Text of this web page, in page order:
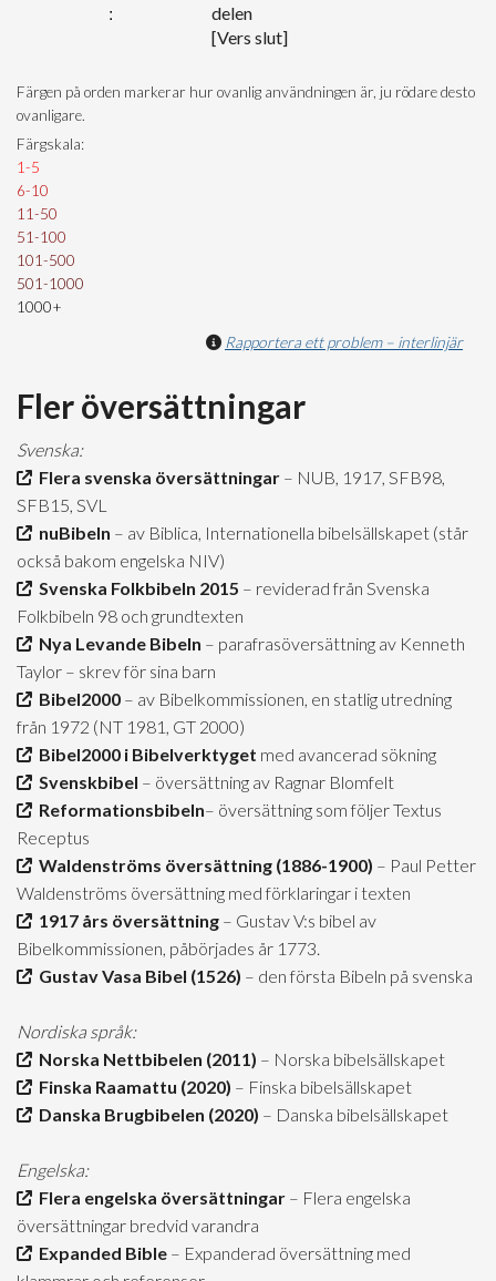
delen
[Vers slut]
Färgen på orden markerar hur ovanlig användningen är, ju rödare desto
ovanligare.
Färgskala:
1-5
6-10
11-50
51-100
101-500
501-1000
1000+
Rapportera ett problem – interlinjär
Fler översättningar
Svenska:
Flera svenska översättningar – NUB, 1917, SFB98,
SFB15, SVL
nuBibeln – av Biblica, Internationella bibelsällskapet (står
också bakom engelska NIV)
Svenska Folkbibeln 2015 – reviderad från Svenska
Folkbibeln 98 och grundtexten
Nya Levande Bibeln – parafrasöversättning av Kenneth
Taylor – skrev för sina barn
Bibel2000 – av Bibelkommissionen, en statlig utredning
från 1972 (NT 1981, GT 2000)
Bibel2000 i Bibelverktyget med avancerad sökning
Svenskbibel – översättning av Ragnar Blomfelt
Reformationsbibeln– översättning som följer Textus
Receptus
Waldenströms översättning (1886-1900) – Paul Petter
Waldenströms översättning med förklaringar i texten
1917 års översättning – Gustav V:s bibel av
Bibelkommissionen, påbörjades år 1773.
Gustav Vasa Bibel (1526) – den första Bibeln på svenska
Nordiska språk:
Norska Nettbibelen (2011) – Norska bibelsällskapet
Finska Raamattu (2020) – Finska bibelsällskapet
Danska Brugbibelen (2020) – Danska bibelsällskapet
Engelska:
Flera engelska översättningar – Flera engelska
översättningar bredvid varandra
Expanded Bible – Expanderad översättning med